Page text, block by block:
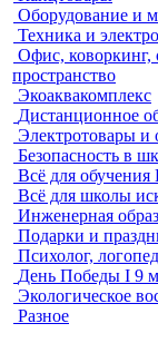
Оборудование и
Техника и
Офис, коворкинг,
пространство
Экоаквакомплекс
Дистанционное
Электротовары и
Безопасность в
Всё для
Всё для школы
Инженерная
Подарки и
Психолог, логопед
День Победы I 9
Экологическое
Разное